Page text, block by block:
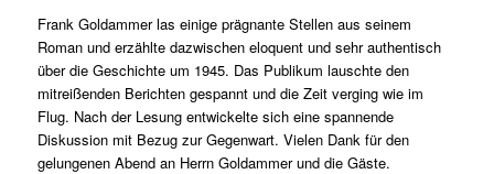
Frank Goldammer las einige prägnante Stellen aus seinem
Roman und erzählte dazwischen eloquent und sehr authentisch
über die Geschichte um 1945. Das Publikum lauschte den
mitreißenden Berichten gespannt und die Zeit verging wie im
Flug. Nach der Lesung entwickelte sich eine spannende
Diskussion mit Bezug zur Gegenwart. Vielen Dank für den
gelungenen Abend an Herrn Goldammer und die Gäste.